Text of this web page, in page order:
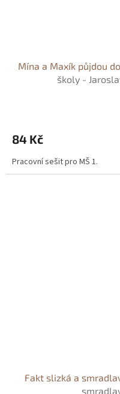
Mína a Maxík půjdou
školy -
84 Kč
Pracovní sešit pro MŠ 1.
Fakt slizká a